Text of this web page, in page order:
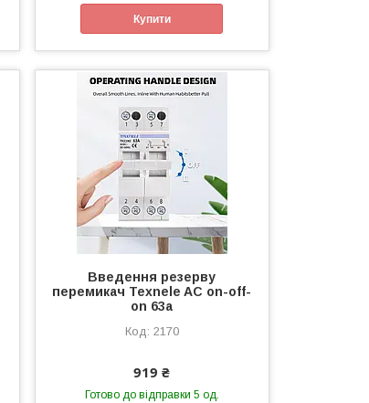
Купити
Введення резерву
перемикач Texnele AC on-off-
on 63а
2170
919 ₴
Готово до відправки 5 од.